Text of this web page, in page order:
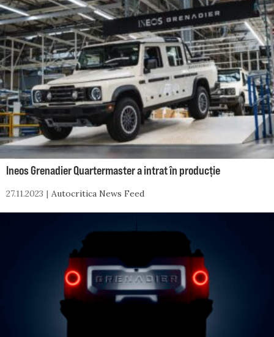
Ineos Grenadier Quartermaster a intrat în producție
27.11.2023 Autocritica News Feed